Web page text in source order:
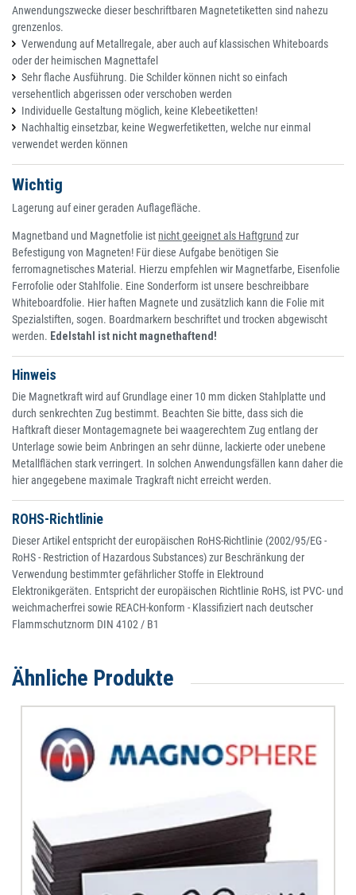
Anwendungszwecke dieser beschriftbaren Magnetetiketten sind nahezu
grenzenlos.
Verwendung auf Metallregale, aber auch auf klassischen Whiteboards
oder der heimischen Magnettafel
Sehr flache Ausführung. Die Schilder können nicht so einfach
versehentlich abgerissen oder verschoben werden
Individuelle Gestaltung möglich, keine Klebeetiketten!
Nachhaltig einsetzbar, keine Wegwerfetiketten, welche nur einmal
verwendet werden können
Wichtig
Lagerung auf einer geraden Auflagefläche.
Magnetband und Magnetfolie ist nicht geeignet als Haftgrund zur
Befestigung von Magneten! Für diese Aufgabe benötigen Sie
ferromagnetisches Material. Hierzu empfehlen wir Magnetfarbe, Eisenfolie
Ferrofolie oder Stahlfolie. Eine Sonderform ist unsere beschreibbare
Whiteboardfolie. Hier haften Magnete und zusätzlich kann die Folie mit
Spezialstiften, sogen. Boardmarkern beschriftet und trocken abgewischt
werden. Edelstahl ist nicht magnethaftend!
Hinweis
Die Magnetkraft wird auf Grundlage einer 10 mm dicken Stahlplatte und
durch senkrechten Zug bestimmt. Beachten Sie bitte, dass sich die
Haftkraft dieser Montagemagnete bei waagerechtem Zug entlang der
Unterlage sowie beim Anbringen an sehr dünne, lackierte oder unebene
Metallflächen stark verringert. In solchen Anwendungsfällen kann daher die
hier angegebene maximale Tragkraft nicht erreicht werden.
ROHS-Richtlinie
Dieser Artikel entspricht der europäischen RoHS-Richtlinie (2002/95/EG -
RoHS - Restriction of Hazardous Substances) zur Beschränkung der
Verwendung bestimmter gefährlicher Stoffe in Elektround
Elektronikgeräten. Entspricht der europäischen Richtlinie RoHS, ist PVC- und
weichmacherfrei sowie REACH-konform - Klassifiziert nach deutscher
Flammschutznorm DIN 4102 / B1
Ähnliche Produkte